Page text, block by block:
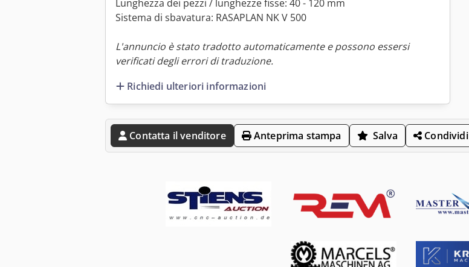
Lunghezza dei pezzi / lunghezze fisse: 40 - 120 mm
Sistema di sbavatura: RASAPLAN NK V 500
L'annuncio è stato tradotto automaticamente e possono essersi
verificati degli errori di traduzione.
Richiedi ulteriori informazioni
Contatta il venditore Anteprima stampa Salva Condividi